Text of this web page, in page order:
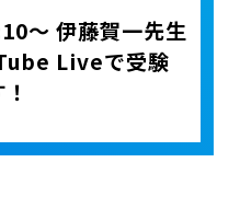
〜 伊藤賀一先生
Liveで受験